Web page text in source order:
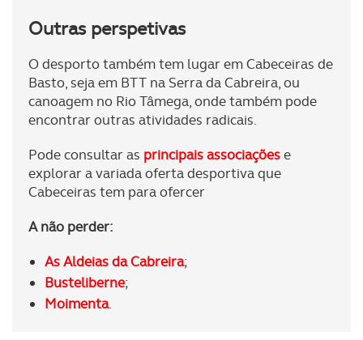
Outras perspetivas
O desporto também tem lugar em Cabeceiras de
Basto, seja em BTT na Serra da Cabreira, ou
canoagem no Rio Tâmega, onde também pode
encontrar outras atividades radicais.
Pode consultar as principais associaçõese
explorar a variada oferta desportiva que
Cabeceiras tem para ofercer
A não perder:
As Aldeias da Cabreira;
Busteliberne;
Moimenta.